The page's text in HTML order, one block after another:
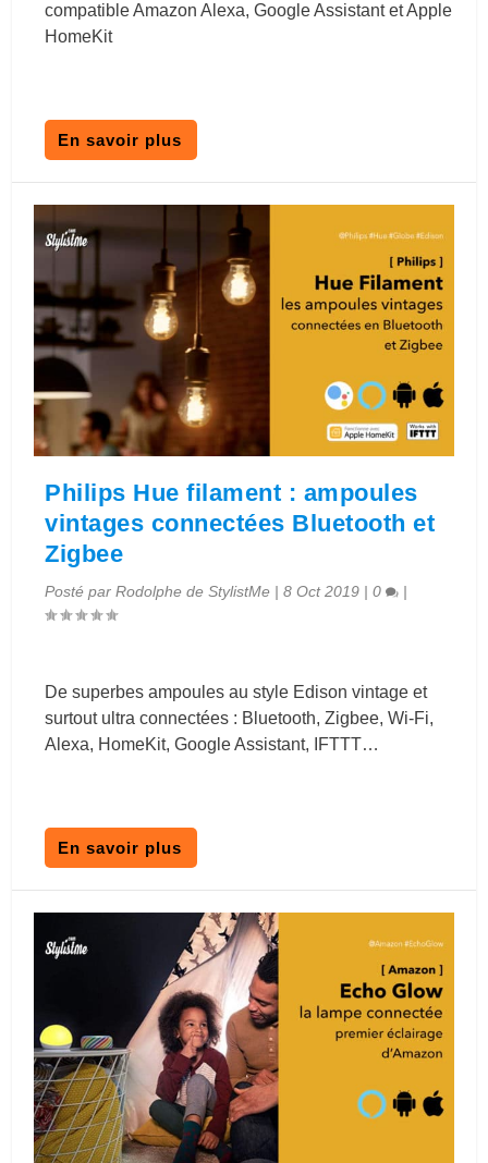
compatible Amazon Alexa, Google Assistant et Apple
HomeKit
En savoir plus
Philips Hue filament : ampoules
vintages connectées Bluetooth et
Zigbee
Posté parRodolphe de StylistMe |8 Oct 2019 |0 |
De superbes ampoules au style Edison vintage et
surtout ultra connectées : Bluetooth, Zigbee, Wi-Fi,
Alexa, HomeKit, Google Assistant, IFTTT…
En savoir plus